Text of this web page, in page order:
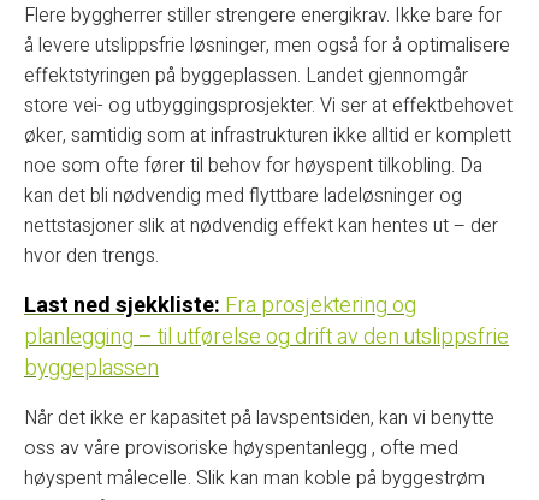
Flere byggherrer stiller strengere energikrav. Ikke bare for
å levere utslippsfrie løsninger, men også for å optimalisere
effektstyringen på byggeplassen. Landet gjennomgår
store vei- og utbyggingsprosjekter. Vi ser at effektbehovet
øker, samtidig som at infrastrukturen ikke alltid er komplett
noe som ofte fører til behov for høyspent tilkobling. Da
kan det bli nødvendig med flyttbare ladeløsninger og
nettstasjoner slik at nødvendig effekt kan hentes ut – der
hvor den trengs.
Last nedsjekkliste:Fra prosjektering og
planlegging – til utførelse og drift av den utslippsfrie
byggeplassen
Når det ikke er kapasitet på lavspentsiden, kan vi benytte
oss av våre provisoriske høyspentanlegg , ofte med
høyspent målecelle. Slik kan man koble på byggestrøm